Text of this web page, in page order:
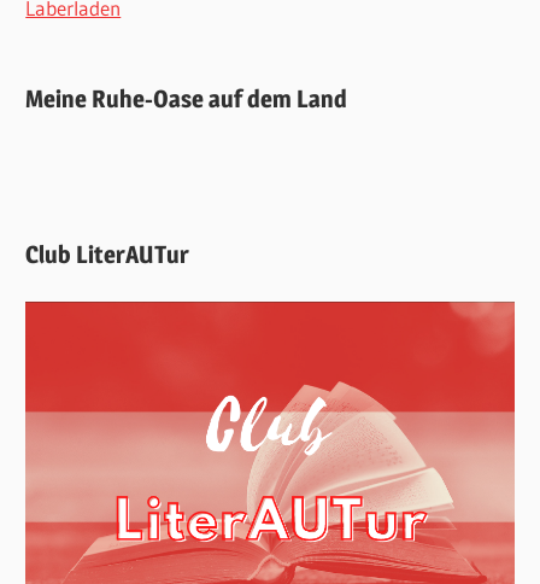
Laberladen
Meine Ruhe-Oase auf dem Land
Club LiterAUTur